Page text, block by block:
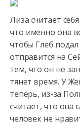
Лиза считает
что именно она
чтобы Глеб
отправится на
тем, что он не
тянет время. У
теперь, из-за
считает, что она
человек не